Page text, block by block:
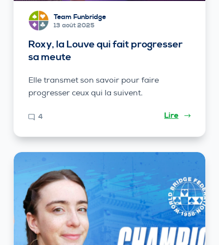
Team Funbridge
13 août 2025
Roxy, la Louve qui fait progresser
sa meute
Elle transmet son savoir pour faire
progresser ceux qui la suivent.
4 Lire